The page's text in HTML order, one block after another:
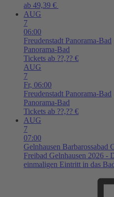
ab 49,39 €
AUG
7
06:00
Freudenstadt Panorama-Bad
Panorama-Bad
Tickets ab ??,?? €
AUG
7
Fr, 06:00
Freudenstadt Panorama-Bad
Panorama-Bad
Tickets ab ??,?? €
AUG
7
07:00
Gelnhausen Barbarossabad
Freibad Gelnhausen 2026 -
einmaligen Eintritt in das